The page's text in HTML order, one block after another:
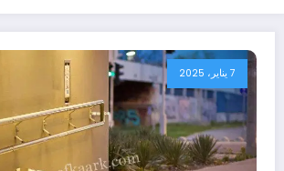
7 يناير، 2025